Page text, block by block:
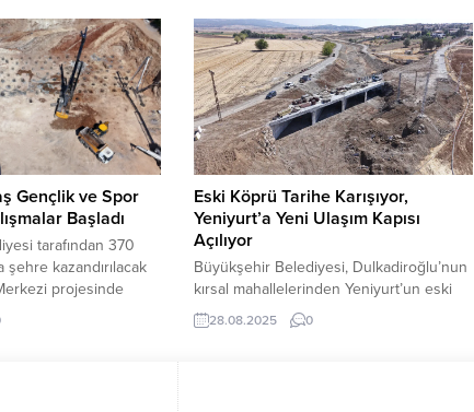
için önemli bilgiler
Büyükşehir
bilim ve teknoloji
devam ediyor. Bu
Sütçü İmam
bulvar ve sokaklarda kar küreme, tuzlama
ve solüsyon uygulamaları
gerçekleştiriliyor.
Gençlik ve Spor
Başladı
tarafından 370
şehre kazandırılacak
projesinde
Türkiye’ye örnek
gençlerinin yeni
Başkanı Fırat
yer alan
Eski Köprü Tarihe Karışıyor,
Yeniyurt’a Yeni Ulaşım Kapısı
Açılıyor
Büyükşehir Belediyesi, Dulkadiroğlu’nun
kırsal mahallelerinden Yeniyurt’un eski
köprüsü yerine, 15 Milyonluk yatırımla 53
metre uzunluğunda ve 9 metre
28.08.2025 0